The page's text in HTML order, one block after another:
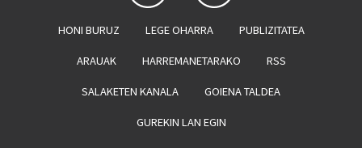
HONI BURUZ LEGE OHARRA PUBLIZITATEA
ARAUAK HARREMANETARAKO RSS
SALAKETEN KANALA GOIENA TALDEA
GUREKIN LAN EGIN